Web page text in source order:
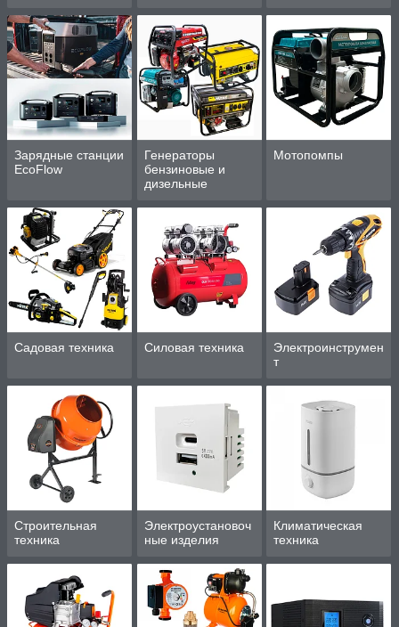
Зарядные станции
EcoFlow
Генераторы
бензиновые и
дизельные
Мотопомпы
Садовая техника Силовая техника
Электроинструмен
т
Строительная
техника
Электроустановоч
ные изделия
Климатическая
техника